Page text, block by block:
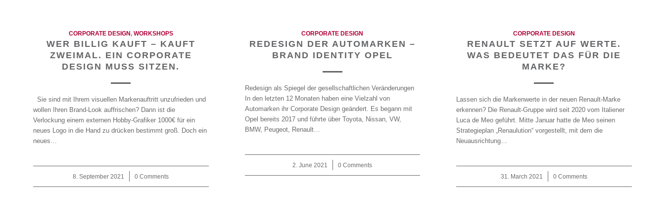
CORPORATE DESIGN, WORKSHOPS
WER BILLIG KAUFT – KAUFT
ZWEIMAL. EIN CORPORATE
DESIGN MUSS SITZEN.
Sie sind mit Ihrem visuellen Markenauftritt unzufrieden und
wollen Ihren Brand-Look auffrischen? Dann ist die
Verlockung einem externen Hobby-Grafiker 1000€ für ein
neues Logo in die Hand zu drücken bestimmt groß. Doch ein
neues…
8. September 2021
/ 0 Comments
CORPORATE DESIGN
REDESIGN DER AUTOMARKEN –
BRAND IDENTITY OPEL
Redesign als Spiegel der gesellschaftlichen Veränderungen
In den letzten 12 Monaten haben eine Vielzahl von
Automarken ihr Corporate Design geändert. Es begann mit
Opel bereits 2017 und führte über Toyota, Nissan, VW,
BMW, Peugeot, Renault…
2. June 2021
/ 0 Comments
CORPORATE DESIGN
RENAULT SETZT AUF WERTE.
WAS BEDEUTET DAS FÜR DIE
MARKE?
Lassen sich die Markenwerte in der neuen Renault-Marke
erkennen? Die Renault-Gruppe wird seit 2020 vom Italiener
Luca de Meo geführt. Mitte Januar hatte de Meo seinen
Strategieplan „Renaulution“ vorgestellt, mit dem die
Neuausrichtung…
31. March 2021
/ 0 Comments